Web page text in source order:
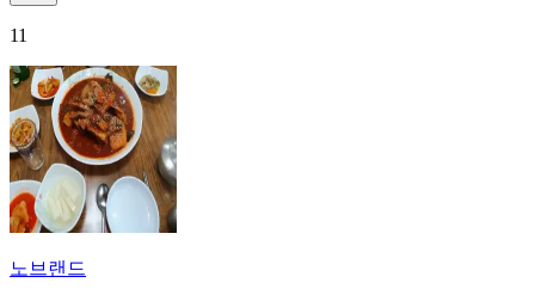
11
노브랜드